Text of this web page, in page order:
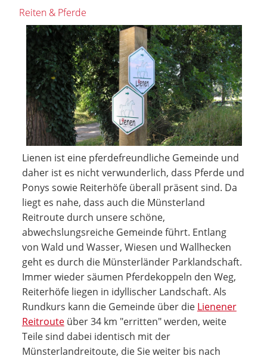
Reiten & Pferde
Lienen ist eine pferdefreundliche Gemeinde und
daher ist es nicht verwunderlich, dass Pferde und
Ponys sowie Reiterhöfe überall präsent sind. Da
liegt es nahe, dass auch die Münsterland
Reitroute durch unsere schöne,
abwechslungsreiche Gemeinde führt. Entlang
von Wald und Wasser, Wiesen und Wallhecken
geht es durch die Münsterländer Parklandschaft.
Immer wieder säumen Pferdekoppeln den Weg,
Reiterhöfe liegen in idyllischer Landschaft. Als
Rundkurs kann die Gemeinde über die Lienener
Reitrouteüber 34 km "erritten" werden, weite
Teile sind dabei identisch mit der
Münsterlandreitoute, die Sie weiter bis nach